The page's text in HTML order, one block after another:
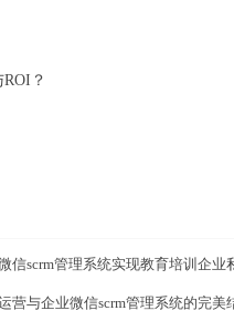
？
信scrm管理系统实现教育培训企业
营与企业微信scrm管理系统的完美